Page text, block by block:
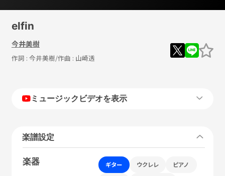
elfin
今井美樹
作詞 : 今井美樹/作曲 : 山崎透
ミュージックビデオを表示
楽譜設定
楽器 ギター ウクレレ ピアノ